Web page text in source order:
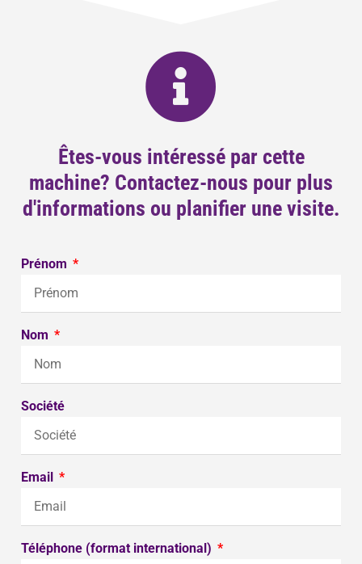
Êtes-vous intéressé par cette
machine? Contactez-nous pour plus
d'informations ou planifier une visite.
Prénom
Nom
Société
Email
Téléphone (format international)